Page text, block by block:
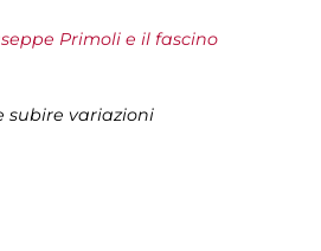
Primoli e il fascino
subire variazioni